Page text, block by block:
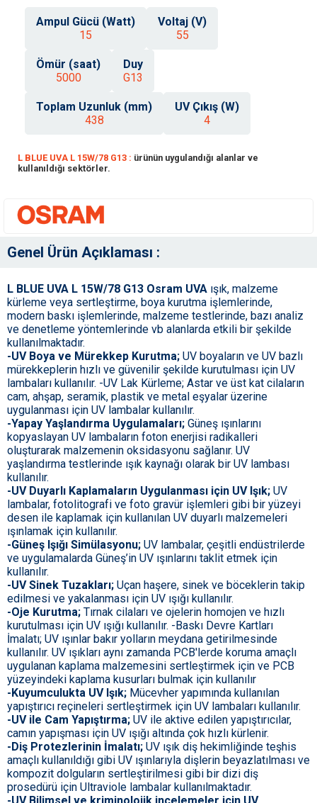
Ampul Gücü (Watt)
15
Voltaj (V)
55
Ömür (saat)
5000
Duy
G13
Toplam Uzunluk (mm)
438
UV Çıkış (W)
4
L BLUE UVA L 15W/78 G13 : ürünün uygulandığı alanlar ve
kullanıldığı sektörler.
Genel Ürün Açıklaması :
L BLUE UVA L 15W/78 G13 Osram UVA ışık, malzeme
kürleme veya sertleştirme, boya kurutma işlemlerinde,
modern baskı işlemlerinde, malzeme testlerinde, bazı analiz
ve denetleme yöntemlerinde vb alanlarda etkili bir şekilde
kullanılmaktadır.
-UV Boya ve Mürekkep Kurutma; UV boyaların ve UV bazlı
mürekkeplerin hızlı ve güvenilir şekilde kurutulması için UV
lambaları kullanılır. -UV Lak Kürleme; Astar ve üst kat cilaların
cam, ahşap, seramik, plastik ve metal eşyalar üzerine
uygulanması için UV lambalar kullanılır.
-Yapay Yaşlandırma Uygulamaları; Güneş ışınlarını
kopyaslayan UV lambaların foton enerjisi radikalleri
oluşturarak malzemenin oksidasyonu sağlanır. UV
yaşlandırma testlerinde ışık kaynağı olarak bir UV lambası
kullanılır.
-UV Duyarlı Kaplamaların Uygulanması için UV Işık; UV
lambalar, fotolitografi ve foto gravür işlemleri gibi bir yüzeyi
desen ile kaplamak için kullanılan UV duyarlı malzemeleri
ışınlamak için kullanılır.
-Güneş Işığı Simülasyonu; UV lambalar, çeşitli endüstrilerde
ve uygulamalarda Güneş’in UV ışınlarını taklit etmek için
kullanılır.
-UV Sinek Tuzakları; Uçan haşere, sinek ve böceklerin takip
edilmesi ve yakalanması için UV ışığı kullanılır.
-Oje Kurutma; Tırnak cilaları ve ojelerin homojen ve hızlı
kurutulması için UV ışığı kullanılır. -Baskı Devre Kartları
İmalatı; UV ışınlar bakır yolların meydana getirilmesinde
kullanılır. UV ışıkları aynı zamanda PCB'lerde koruma amaçlı
uygulanan kaplama malzemesini sertleştirmek için ve PCB
yüzeyindeki kaplama kusurları bulmak için kullanılır
-Kuyumculukta UV Işık; Mücevher yapımında kullanılan
yapıştırıcı reçineleri sertleştirmek için UV lambaları kullanılır.
-UV ile Cam Yapıştırma; UV ile aktive edilen yapıştırıcılar,
camın yapışması için UV ışığı altında çok hızlı kürlenir.
-Diş Protezlerinin İmalatı; UV ışık diş hekimliğinde teşhis
amaçlı kullanıldığı gibi UV ışınlarıyla dişlerin beyazlatılması ve
kompozit dolguların sertleştirilmesi gibi bir dizi diş
prosedürü için Ultraviole lambalar kullanılmaktadır.